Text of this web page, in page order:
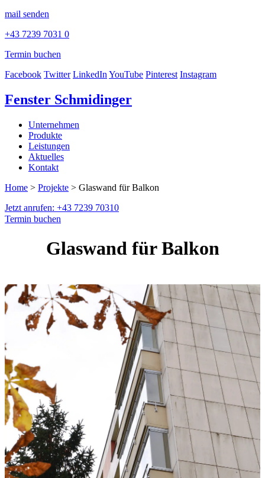
mail senden
+43 7239 7031 0
Termin buchen
Facebook Twitter LinkedInYouTube Pinterest Instagram
Fenster Schmidinger
Unternehmen
Produkte
Leistungen
Aktuelles
Kontakt
Home > Projekte > Glaswand für Balkon
Jetzt anrufen: +43 7239 70310
Termin buchen
Glaswand für Balkon